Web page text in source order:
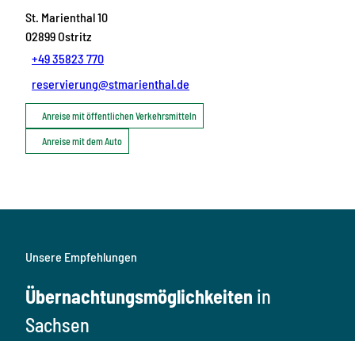
St. Marienthal 10
02899Ostritz
+49 35823 770
reservierung@stmarienthal.de
Anreise mit öffentlichen Verkehrsmitteln
Anreise mit dem Auto
Unsere Empfehlungen
Übernachtungsmöglichkeiten in
Sachsen